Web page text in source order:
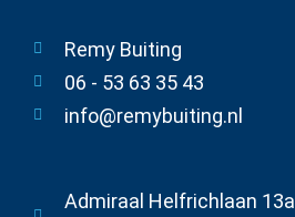
Remy Buiting
06 - 53 63 35 43
info@remybuiting.nl
Admiraal Helfrichlaan 13a